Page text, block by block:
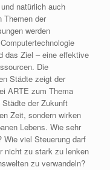
natürlich auch
Themen der
werden
das Ziel – eine effektive
Die
Städte zeigt der
ARTE zum Thema
Städte der Zukunft
Zeit, sondern wirken
Lebens. Wie sehr
Wie viel Steuerung darf
nicht zu stark zu lenken
zu verwandeln?